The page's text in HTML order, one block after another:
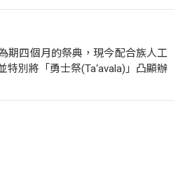
期四個月的祭典，現今配合族人工
特別將「勇士祭(Ta‘avala)」凸顯辦